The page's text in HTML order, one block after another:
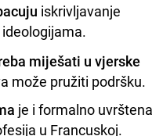
iskrivljavanje
miješati u vjerske
može pružiti podršku.
je i formalno uvrštena
u Francuskoj.